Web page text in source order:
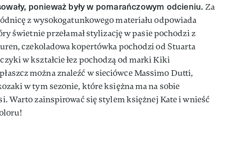
ponieważ były w pomarańczowym odcieniu. Za
z wysokogatunkowego materiału odpowiada
świetnie przełamał stylizację w pasie pochodzi z
czekoladowa kopertówka pochodzi od Stuarta
w kształcie łez pochodzą od marki Kiki
można znaleźć w sieciówce Massimo Dutti,
w tym sezonie, które księżna ma na sobie
Warto zainspirować się stylem księżnej Kate i wnieść